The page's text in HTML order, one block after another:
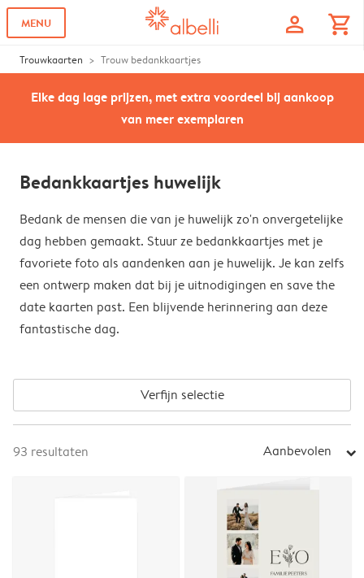
MENU profile shopping_cart
Trouwkaarten Trouw bedankkaartjes
Elke dag lage prijzen, met extra voordeel bij aankoop
van meer exemplaren
Bedankkaartjes huwelijk
Bedank de mensen die van je huwelijk zo'n onvergetelijke
dag hebben gemaakt. Stuur ze bedankkaartjes met je
favoriete foto als aandenken aan je huwelijk. Je kan zelfs
een ontwerp maken dat bij je uitnodigingen en save the
date kaarten past. Een blijvende herinnering aan deze
fantastische dag.
Verfijn selectie
93 resultaten Aanbevolen arrow_right